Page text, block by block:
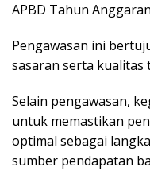
APBD Tahun
Pengawasan ini
sasaran serta kualitas
Selain pengawasan,
untuk memastikan
optimal sebagai
sumber pendapatan